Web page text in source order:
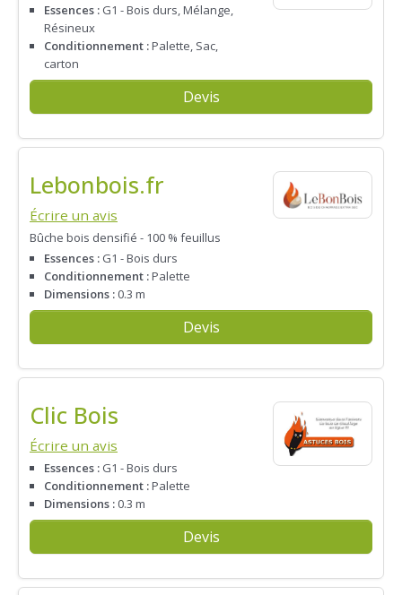
Essences : G1 - Bois durs, Mélange,
Résineux
Conditionnement :Palette, Sac,
carton
Devis
Lebonbois.fr
Écrire un avis
Bûche bois densifié - 100 % feuillus
Essences : G1 - Bois durs
Conditionnement :Palette
Dimensions : 0.3 m
Devis
Clic Bois
Écrire un avis
Essences : G1 - Bois durs
Conditionnement :Palette
Dimensions : 0.3 m
Devis